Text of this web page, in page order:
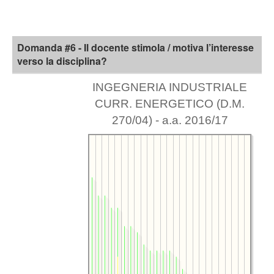
Domanda #6 - Il docente stimola / motiva l’interesse
verso la disciplina?
INGEGNERIA INDUSTRIALE
CURR. ENERGETICO (D.M.
270/04) - a.a. 2016/17